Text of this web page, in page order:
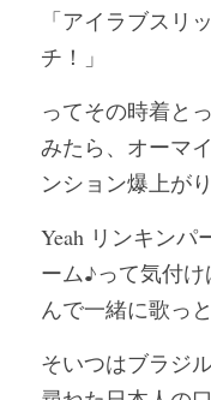
「アイラブスリ
チ！」
ってその時着と
みたら、オーマ
ンション爆上が
Yeah リンキンパ
ーム♪って気付
んで一緒に歌っと
そいつはブラジ